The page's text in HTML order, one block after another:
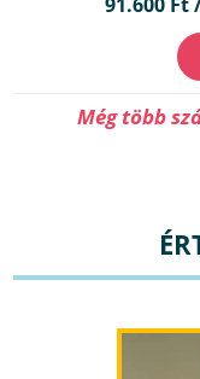
Még több